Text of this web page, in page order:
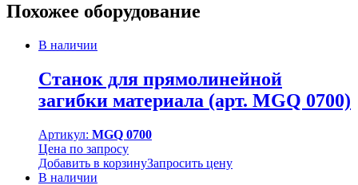
Похожее оборудование
В наличии
Станок для прямолинейной
загибки материала (арт. MGQ 0700)
Артикул: MGQ 0700
Цена по запросу
Добавить в корзинуЗапросить цену
В наличии